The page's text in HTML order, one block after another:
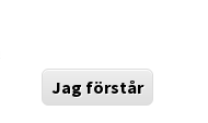
Jag förstår